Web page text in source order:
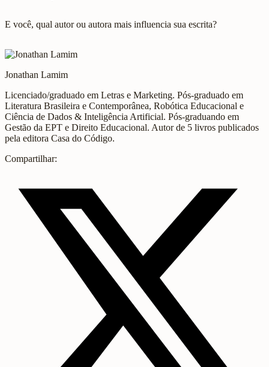
E você, qual autor ou autora mais influencia sua escrita?
Jonathan Lamim
Licenciado/graduado em Letras e Marketing. Pós-graduado em
Literatura Brasileira e Contemporânea, Robótica Educacional e
Ciência de Dados & Inteligência Artificial. Pós-graduando em
Gestão da EPT e Direito Educacional. Autor de 5 livros publicados
pela editora Casa do Código.
Compartilhar: